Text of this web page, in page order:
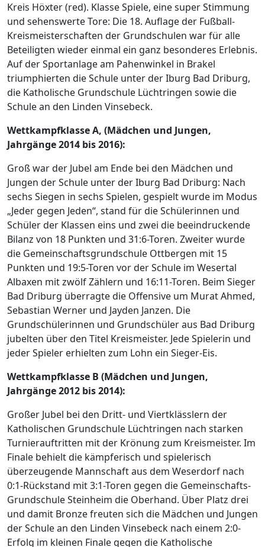
Kreis Höxter (red). Klasse Spiele, eine super Stimmung
und sehenswerte Tore: Die 18. Auflage der Fußball-
Kreismeisterschaften der Grundschulen war für alle
Beteiligten wieder einmal ein ganz besonderes Erlebnis.
Auf der Sportanlage am Pahenwinkel in Brakel
triumphierten die Schule unter der Iburg Bad Driburg,
die Katholische Grundschule Lüchtringen sowie die
Schule an den Linden Vinsebeck.
Wettkampfklasse A, (Mädchen und Jungen,
Jahrgänge 2014 bis 2016):
Groß war der Jubel am Ende bei den Mädchen und
Jungen der Schule unter der Iburg Bad Driburg: Nach
sechs Siegen in sechs Spielen, gespielt wurde im Modus
„Jeder gegen Jeden“, stand für die Schülerinnen und
Schüler der Klassen eins und zwei die beeindruckende
Bilanz von 18 Punkten und 31:6-Toren. Zweiter wurde
die Gemeinschaftsgrundschule Ottbergen mit 15
Punkten und 19:5-Toren vor der Schule im Wesertal
Albaxen mit zwölf Zählern und 16:11-Toren. Beim Sieger
Bad Driburg überragte die Offensive um Murat Ahmed,
Sebastian Werner und Jayden Janzen. Die
Grundschülerinnen und Grundschüler aus Bad Driburg
jubelten über den Titel Kreismeister. Jede Spielerin und
jeder Spieler erhielten zum Lohn ein Sieger-Eis.
Wettkampfklasse B (Mädchen und Jungen,
Jahrgänge 2012 bis 2014):
Großer Jubel bei den Dritt- und Viertklässlern der
Katholischen Grundschule Lüchtringen nach starken
Turnierauftritten mit der Krönung zum Kreismeister. Im
Finale behielt die kämpferisch und spielerisch
überzeugende Mannschaft aus dem Weserdorf nach
0:1-Rückstand mit 3:1-Toren gegen die Gemeinschafts-
Grundschule Steinheim die Oberhand. Über Platz drei
und damit Bronze freuten sich die Mädchen und Jungen
der Schule an den Linden Vinsebeck nach einem 2:0-
Erfolg im kleinen Finale gegen die Katholische